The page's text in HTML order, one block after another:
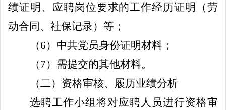
绩证明、 应聘岗位要求的工作经历证明（劳
动合同、社保记录） 等；
（6） 中共党员身份证明材料；
（7） 需提交的其他材料。
（二）资格审核、 履历业绩分析
选聘工作小组将对应聘 人员进行资格审